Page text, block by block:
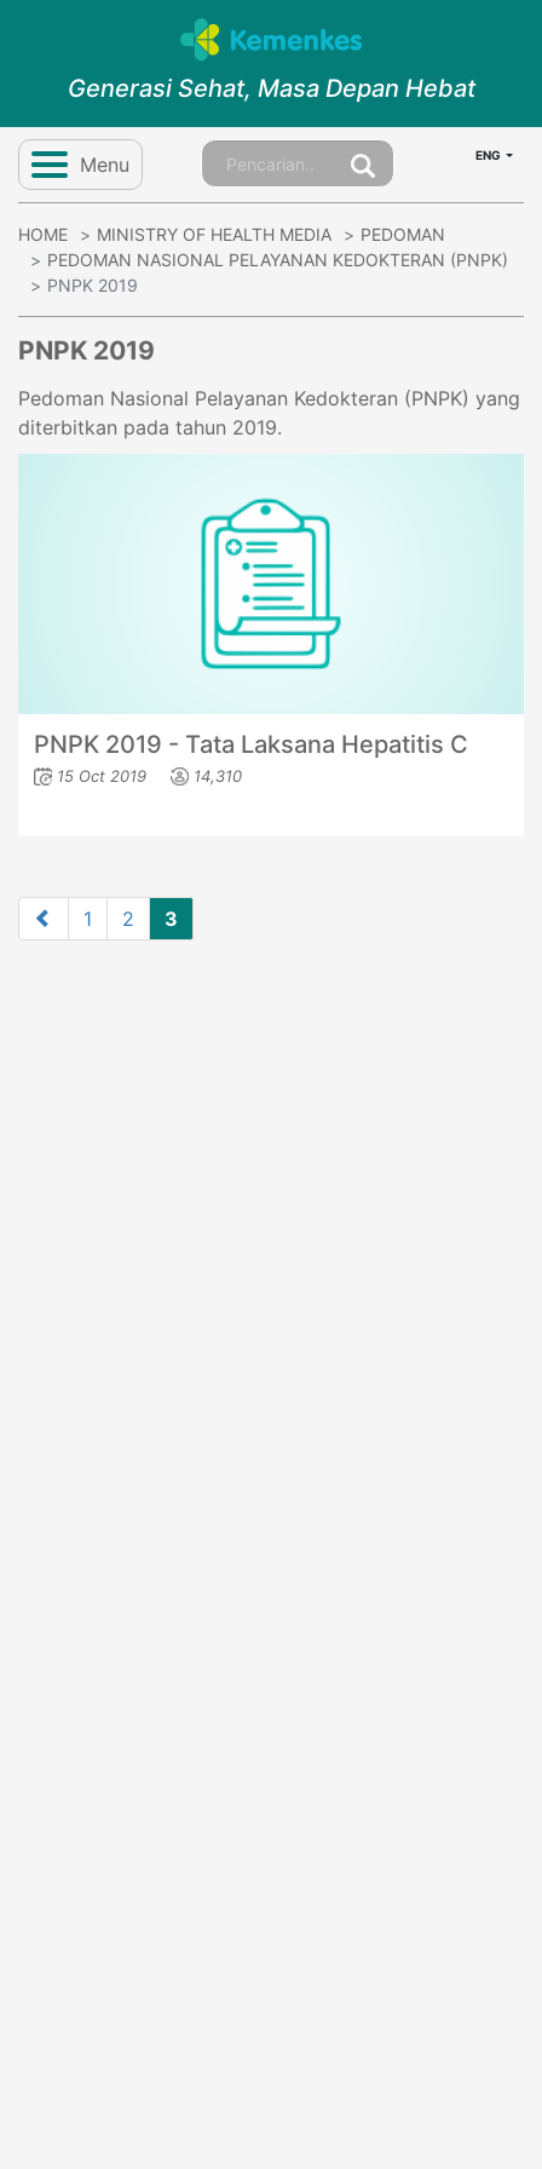
Generasi Sehat, Masa Depan Hebat
Menu ENG
HOME MINISTRY OF HEALTH MEDIA
PEDOMAN
PEDOMAN NASIONAL PELAYANAN KEDOKTERAN (PNPK)
PNPK 2019
PNPK 2019
Pedoman Nasional Pelayanan Kedokteran (PNPK) yang
diterbitkan pada tahun 2019.
PNPK 2019 - Tata Laksana Hepatitis C
15 Oct 2019 14,310
1 2 3